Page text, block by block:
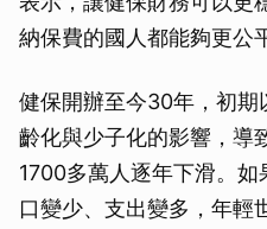
納保費的國人都能夠更公
健保開辦至今30年，初期
齡化與少子化的影響，導
1700多萬人逐年下滑。如
口變少、支出變多，年輕